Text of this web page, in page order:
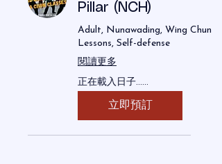
Pillar (NCH)
Adult, Nunawading, Wing Chun
Lessons, Self-defense
閱讀更多
正在載入日子......
立即預訂